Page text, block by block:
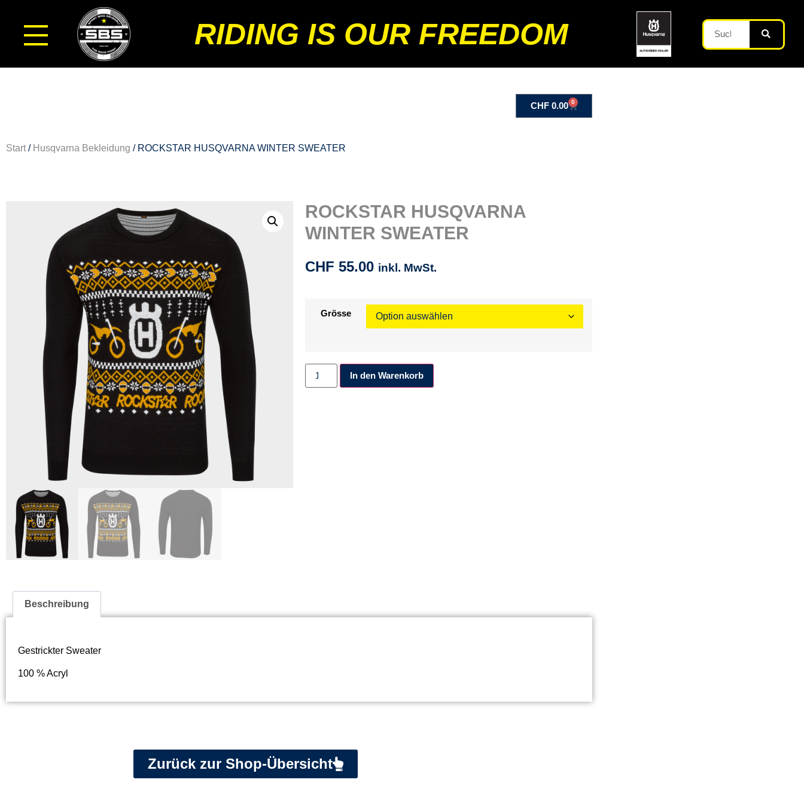
RIDING IS OUR FREEDOM
CHF 0.00 0
Start/ Husqvarna Bekleidung / ROCKSTAR HUSQVARNA WINTER SWEATER
ROCKSTAR HUSQVARNA
WINTER SWEATER
CHF 55.00 inkl. MwSt.
Grösse
In den Warenkorb
Beschreibung
Gestrickter Sweater
100 % Acryl
Zurück zur Shop-Übersicht